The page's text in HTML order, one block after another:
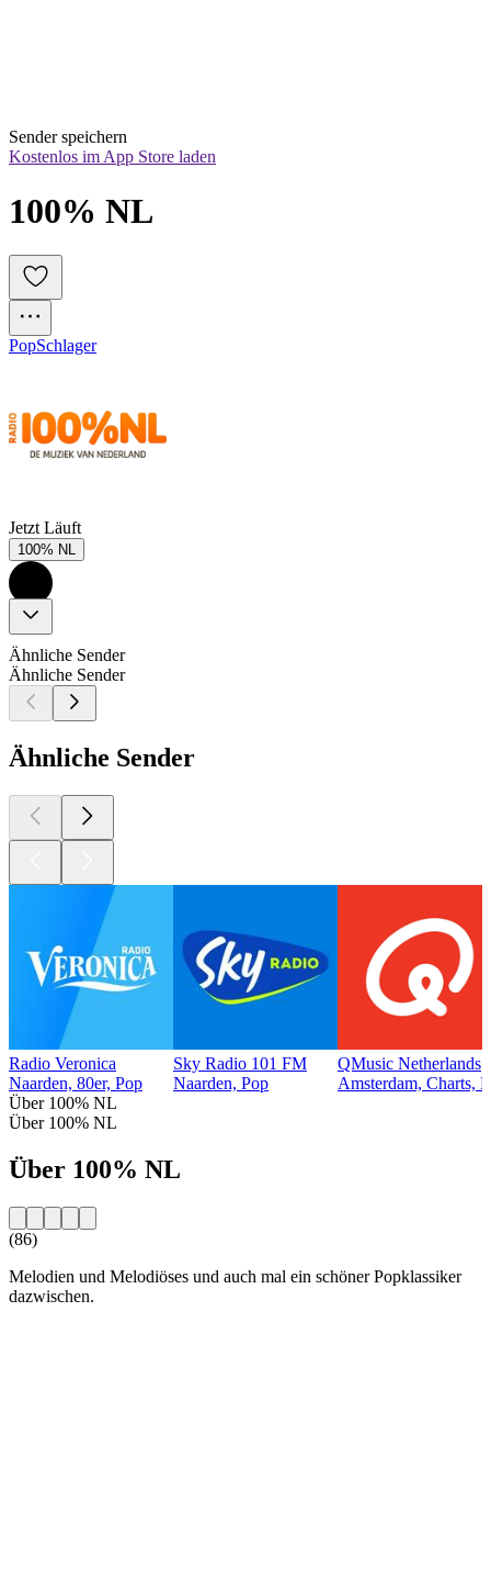
Sender speichern
Kostenlos im App Store laden
100% NL
PopSchlager
Jetzt Läuft
100% NL
Ähnliche Sender
Ähnliche Sender
Ähnliche Sender
Radio Veronica
Naarden, 80er, Pop
Sky Radio 101 FM
Naarden, Pop
QMusic Netherlands
Amsterdam, Charts,
Über 100% NL
Über 100% NL
Über 100% NL
(86)
Melodien und Melodiöses und auch mal ein schöner Popklassiker
dazwischen.